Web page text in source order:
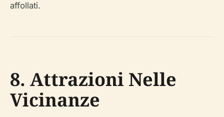
affollati.
8. Attrazioni Nelle
Vicinanze